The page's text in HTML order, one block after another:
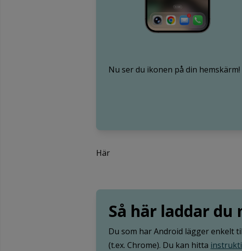
Nu ser du ikonen på din hemskärm!
Här
Så här laddar du
Du som har Android lägger enkelt
(t.ex. Chrome). Du kan hitta